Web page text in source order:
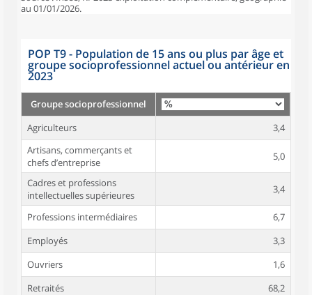
au 01/01/2026.
POP T9 - Population de 15 ans ou plus par âge et
groupe socioprofessionnel actuel ou antérieur en
2023
Groupe socioprofessionnel
Agriculteurs
3,4
Artisans, commerçants et
chefs d’entreprise
5,0
Cadres et professions
intellectuelles supérieures
3,4
Professions intermédiaires
6,7
Employés
3,3
Ouvriers
1,6
Retraités
68,2